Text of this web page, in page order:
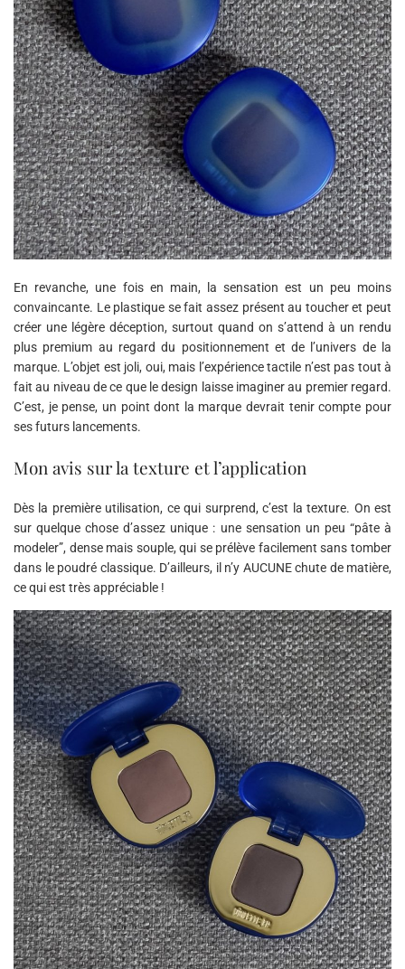
En revanche, une fois en main, la sensation est un peu moins
convaincante. Le plastique se fait assez présent au toucher et peut
créer une légère déception, surtout quand on s’attend à un rendu
plus premium au regard du positionnement et de l’univers de la
marque. L’objet est joli, oui, mais l’expérience tactile n’est pas tout à
fait au niveau de ce que le design laisse imaginer au premier regard.
C’est, je pense, un point dont la marque devrait tenir compte pour
ses futurs lancements.
Mon avis sur la texture et l’application
Dès la première utilisation, ce qui surprend, c’est la texture. On est
sur quelque chose d’assez unique : une sensation un peu “pâte à
modeler”, dense mais souple, qui se prélève facilement sans tomber
dans le poudré classique. D’ailleurs, il n’y AUCUNE chute de matière,
ce qui est très appréciable !